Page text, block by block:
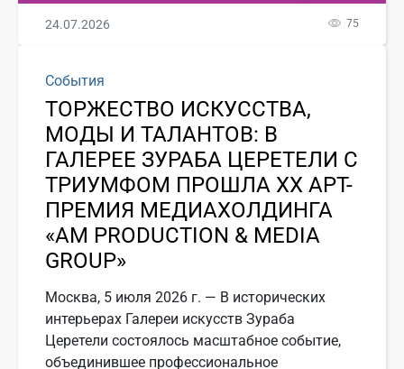
24.07.2026 75
События
ТОРЖЕСТВО ИСКУССТВА,
МОДЫ И ТАЛАНТОВ: В
ГАЛЕРЕЕ ЗУРАБА ЦЕРЕТЕЛИ С
ТРИУМФОМ ПРОШЛА ХХ АРТ-
ПРЕМИЯ МЕДИАХОЛДИНГА
«АМ PRODUCTION & MEDIA
GROUP»
Москва, 5 июля 2026 г. — В исторических
интерьерах Галереи искусств Зураба
Церетели состоялось масштабное событие,
объединившее профессиональное